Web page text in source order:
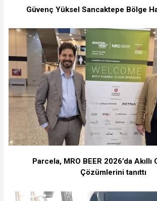
Güvenç Yüksel Sancaktepe Bölge
Parcela, MRO BEER 2026’da Akıllı
Çözümlerini tanıttı